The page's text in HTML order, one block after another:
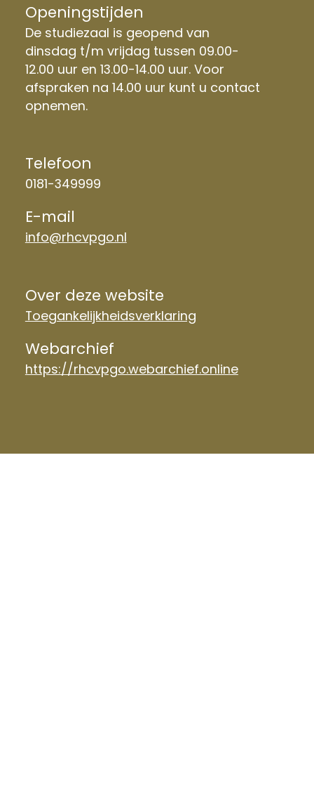
Openingstijden
De studiezaal is geopend van
dinsdag t/m vrijdag tussen 09.00-
12.00 uur en 13.00-14.00 uur. Voor
afspraken na 14.00 uur kunt u contact
opnemen.
Telefoon
0181-349999
E-mail
info@rhcvpgo.nl
Over deze website
Toegankelijkheidsverklaring
Webarchief
https://rhcvpgo.webarchief.online